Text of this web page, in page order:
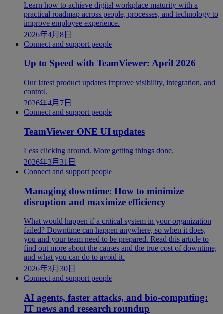
Learn how to achieve digital workplace maturity with a
practical roadmap across people, processes, and technology to
improve employee experience.
2026年4月8日
Connect and support people
Up to Speed with TeamViewer: April 2026
Our latest product updates improve visibility, integration, and
control.
2026年4月7日
Connect and support people
TeamViewer ONE UI updates
Less clicking around. More getting things done.
2026年3月31日
Connect and support people
Managing downtime: How to minimize
disruption and maximize efficiency
What would happen if a critical system in your organization
failed? Downtime can happen anywhere, so when it does,
you and your team need to be prepared. Read this article to
find out more about the causes and the true cost of downtime,
and what you can do to avoid it.
2026年3月30日
Connect and support people
AI agents, faster attacks, and bio-computing:
IT news and research roundup